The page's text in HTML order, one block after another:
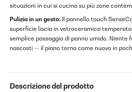
situazioni in cui si cucina su più zone
Pulizia in un gesto: Il pannello touch
superficie liscia in vetroceramica temperata
semplice passaggio di panno umido. Niente
nascosti — il piano torna come nuovo in
Descrizione del prodotto